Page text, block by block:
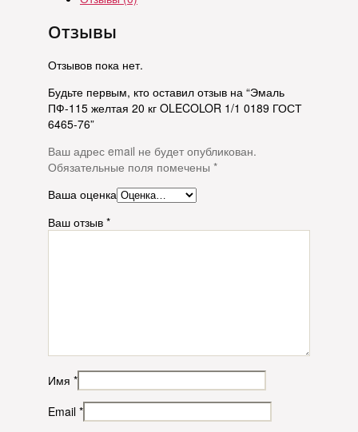
Отзывы
Отзывов пока нет.
Будьте первым, кто оставил отзыв на “Эмаль
ПФ-115 желтая 20 кг OLECOLOR 1/1 0189 ГОСТ
6465-76”
Ваш адрес email не будет опубликован.
Обязательные поля помечены *
Ваша оценка
Ваш отзыв *
Имя *
Email *